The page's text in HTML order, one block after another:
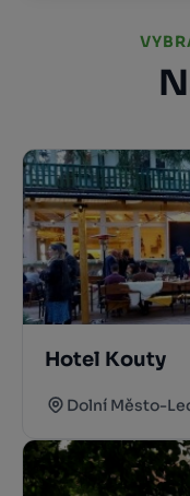
Hotel Kouty
Dolní Město-